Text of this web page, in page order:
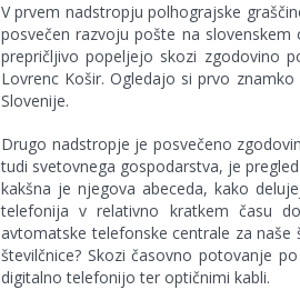
V prvem nadstropju polhograjske
posvečen razvoju pošte na
prepričljivo popeljejo skozi zgodovino
Lovrenc Košir. Ogledajo si prvo
Slovenije.
Drugo nadstropje je posvečeno
tudi svetovnega gospodarstva, je
kakšna je njegova abeceda, kako
telefonija v relativno kratkem času
avtomatske telefonske centrale za
številčnice? Skozi časovno potovanje
digitalno telefonijo ter optičnimi kabli.